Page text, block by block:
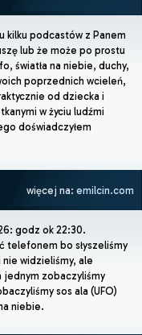
kilku podcastów z Panem
lub że może po prostu
światła na niebie, duchy,
poprzednich wcieleń,
od dziecka i
w życiu ludźmi
doświadczyłem
więcej na: emilcin.com
godz ok 22:30.
telefonem bo słyszeliśmy
widzieliśmy, ale
zobaczyliśmy
sos ala (UFO)
niebie.